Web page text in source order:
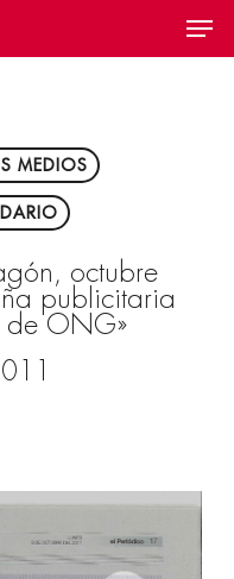
Menu
MEDIOS
octubre
publicitaria
de ONG»